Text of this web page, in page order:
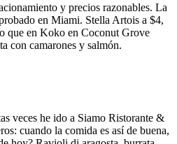
y precios razonables. La
en Miami. Stella Artois a $4,
que en Koko en Coconut Grove
con camarones y salmón.
veces he ido a Siamo Ristorante &
cuando la comida es así de buena,